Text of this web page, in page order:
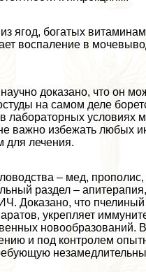
ягод, богатых
воспаление в
доказано, что он
на самом деле
лабораторных условиях
важно избежать любых
для лечения.
– мед, прополис,
раздел –
Доказано, что пчелиный
укрепляет
и под контролем